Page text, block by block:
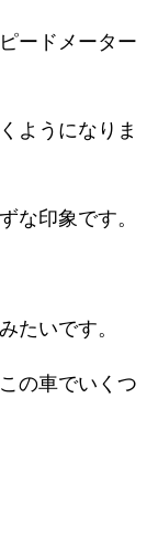
ードメーター
ようになりま
な印象です。
たいです。
の車でいくつ